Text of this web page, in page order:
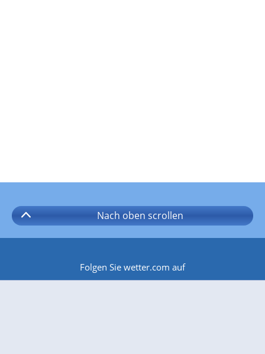
Nach oben scrollen
Folgen Sie wetter.com auf